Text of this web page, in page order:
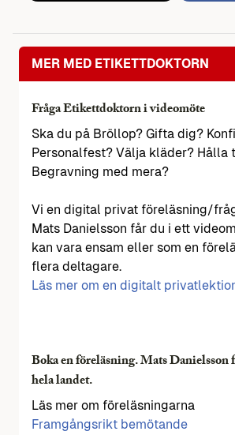
MER MED ETIKETTDOKTORN
Fråga Etikettdoktorn i videomöte
Ska du på Bröllop? Gifta dig?
Personalfest? Välja kläder? Hålla
Begravning med mera?
Vi en digital privat föreläsning/
Mats Danielsson får du i ett
kan vara ensam eller som en
flera deltagare.
Läs mer om en digitalt
Boka en föreläsning. Mats Danielsson
hela landet.
Läs mer om föreläsningarna
Framgångsrikt bemötande